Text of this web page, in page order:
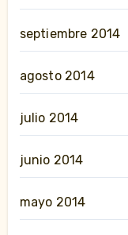
septiembre 2014
agosto 2014
julio 2014
junio 2014
mayo 2014